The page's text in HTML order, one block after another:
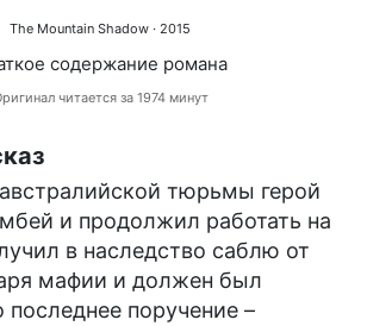
The Mountain Shadow · 2015
содержание романа
читается за 1974 минут
тюрьмы герой
и продолжил работать на
в наследство саблю от
мафии и должен был
последнее поручение –